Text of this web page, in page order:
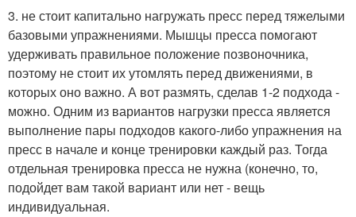
3. не стоит капитально нагружать пресс перед тяжелыми
базовыми упражнениями. Мышцы пресса помогают
удерживать правильное положение позвоночника,
поэтому не стоит их утомлять перед движениями, в
которых оно важно. А вот размять, сделав 1-2 подхода -
можно. Одним из вариантов нагрузки пресса является
выполнение пары подходов какого-либо упражнения на
пресс в начале и конце тренировки каждый раз. Тогда
отдельная тренировка пресса не нужна (конечно, то,
подойдет вам такой вариант или нет - вещь
индивидуальная.